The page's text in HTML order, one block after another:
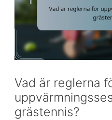
Vad är reglerna
grästennis?